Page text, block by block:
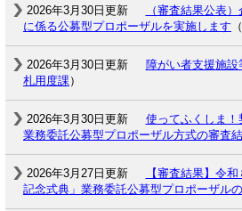
2026年3月30日更新
（審査結果公表
に係る公募型プロポーザルを実施します （
2026年3月30日更新 障がい者支援施設
札用度課）
2026年3月30日更新
使ってふくしま
業務委託公募型プロポーザル方式の審査
2026年3月27日更新
【審査結果】令
記念式典」業務委託公募型プロポーザル